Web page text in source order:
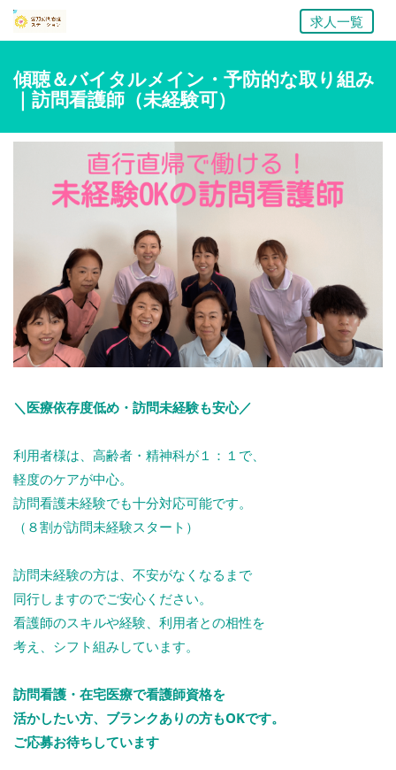
求人一覧
傾聴＆バイタルメイン・予防的な取り組み
｜訪問看護師（未経験可）
＼医療依存度低め・訪問未経験も安心／
利用者様は、高齢者・精神科が１：１で、
軽度のケアが中心。
訪問看護未経験でも十分対応可能です。
（８割が訪問未経験スタート）
訪問未経験の方は、不安がなくなるまで
同行しますのでご安心ください。
看護師のスキルや経験、利用者との相性を
考え、シフト組みしています。
訪問看護・在宅医療で看護師資格を
活かしたい方、ブランクありの方もOKです。
ご応募お待ちしています